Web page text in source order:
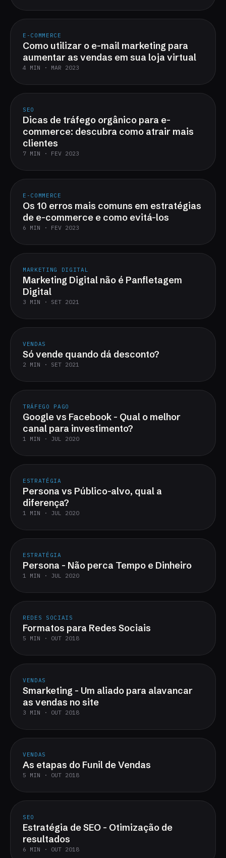
E-COMMERCE
Como utilizar o e-mail marketing para
aumentar as vendas em sua loja virtual
4 MIN · MAR 2023
SEO
Dicas de tráfego orgânico para e-
commerce: descubra como atrair mais
clientes
7 MIN · FEV 2023
E-COMMERCE
Os 10 erros mais comuns em estratégias
de e-commerce e como evitá-los
6 MIN · FEV 2023
MARKETING DIGITAL
Marketing Digital não é Panfletagem
Digital
3 MIN · SET 2021
VENDAS
Só vende quando dá desconto?
2 MIN · SET 2021
TRÁFEGO PAGO
Google vs Facebook - Qual o melhor
canal para investimento?
1 MIN · JUL 2020
ESTRATÉGIA
Persona vs Público-alvo, qual a
diferença?
1 MIN · JUL 2020
ESTRATÉGIA
Persona - Não perca Tempo e Dinheiro
1 MIN · JUL 2020
REDES SOCIAIS
Formatos para Redes Sociais
5 MIN · OUT 2018
VENDAS
Smarketing - Um aliado para alavancar
as vendas no site
3 MIN · OUT 2018
VENDAS
As etapas do Funil de Vendas
5 MIN · OUT 2018
SEO
Estratégia de SEO - Otimização de
resultados
6 MIN · OUT 2018